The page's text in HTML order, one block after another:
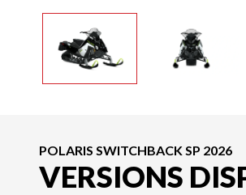
POLARIS SWITCHBACK SP 2026
VERSIONS